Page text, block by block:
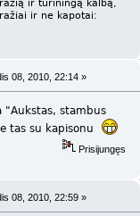
ir turiningą kalbą,
ir ne kapotai:
08, 2010, 22:14 »
"Aukstas, stambus
tas su kapisonu
Prisijungęs
08, 2010, 22:59 »